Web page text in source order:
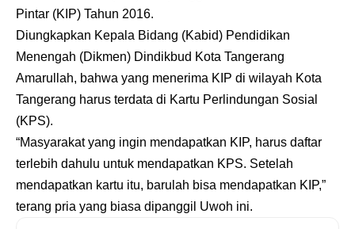
Pintar (KIP) Tahun 2016.
Diungkapkan Kepala Bidang (Kabid) Pendidikan
Menengah (Dikmen) Dindikbud Kota Tangerang
Amarullah, bahwa yang menerima KIP di wilayah Kota
Tangerang harus terdata di Kartu Perlindungan Sosial
(KPS).
“Masyarakat yang ingin mendapatkan KIP, harus daftar
terlebih dahulu untuk mendapatkan KPS. Setelah
mendapatkan kartu itu, barulah bisa mendapatkan KIP,”
terang pria yang biasa dipanggil Uwoh ini.